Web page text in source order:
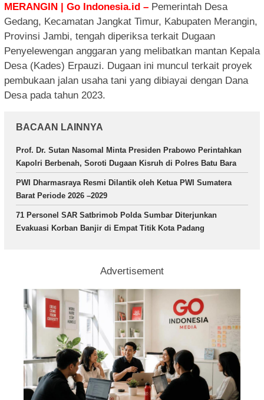
MERANGIN | Go Indonesia.id – Pemerintah Desa
Gedang, Kecamatan Jangkat Timur, Kabupaten Merangin,
Provinsi Jambi, tengah diperiksa terkait Dugaan
Penyelewengan anggaran yang melibatkan mantan Kepala
Desa (Kades) Erpauzi. Dugaan ini muncul terkait proyek
pembukaan jalan usaha tani yang dibiayai dengan Dana
Desa pada tahun 2023.
BACAAN LAINNYA
Prof. Dr. Sutan Nasomal Minta Presiden Prabowo Perintahkan
Kapolri Berbenah, Soroti Dugaan Kisruh di Polres Batu Bara
PWI Dharmasraya Resmi Dilantik oleh Ketua PWI Sumatera
Barat Periode 2026 –2029
71 Personel SAR Satbrimob Polda Sumbar Diterjunkan
Evakuasi Korban Banjir di Empat Titik Kota Padang
Advertisement